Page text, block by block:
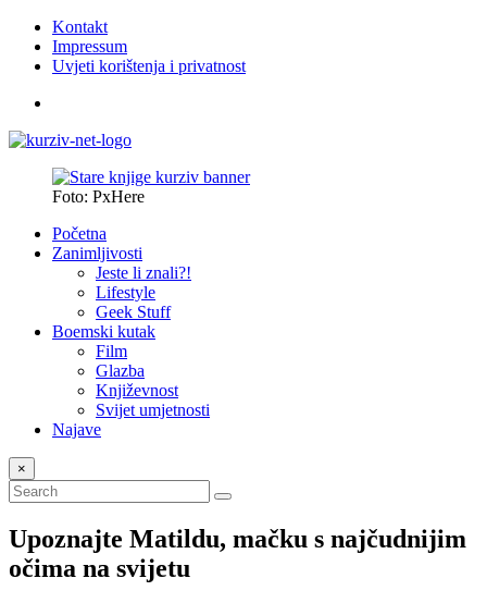
Kontakt
Impressum
Uvjeti korištenja i privatnost
Foto: PxHere
Početna
Zanimljivosti
Jeste li znali?!
Lifestyle
Geek Stuff
Boemski kutak
Film
Glazba
Književnost
Svijet umjetnosti
Najave
×
Upoznajte Matildu, mačku s najčudnijim
očima na svijetu